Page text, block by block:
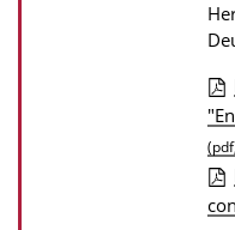
D
o
w
n